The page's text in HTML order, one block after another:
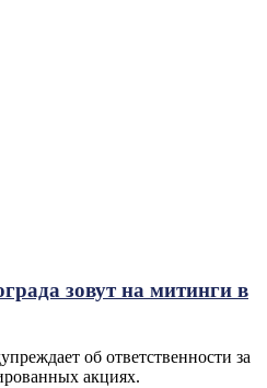
зовут на митинги в
об ответственности за
акциях.